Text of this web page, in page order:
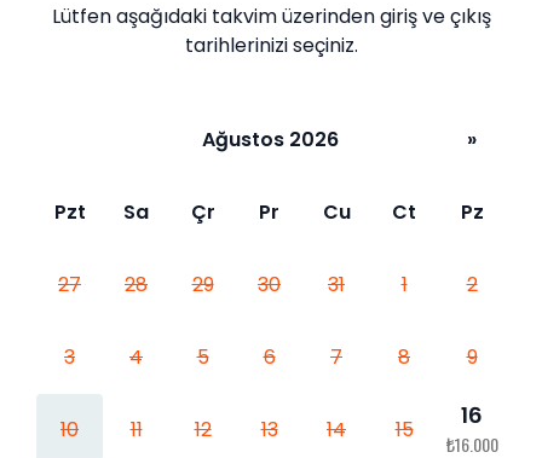
Lütfen aşağıdaki takvim üzerinden giriş ve çıkış
tarihlerinizi seçiniz.
Ağustos 2026 »
Pzt Sa Çr Pr Cu Ct Pz
27 28 29 30 31 1 2
3 4 5 6 7 8 9
10 11 12 13 14 15 16
₺16.000